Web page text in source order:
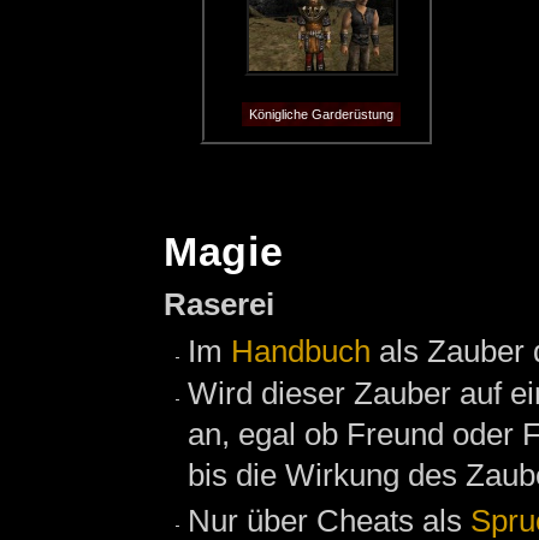
Königliche Garderüstung
Magie
Raserei
Im Handbuch als Zauber
Wird dieser Zauber auf
an, egal ob Freund oder
bis die Wirkung des
Nur über Cheats als